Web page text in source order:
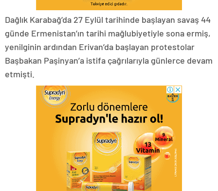
Dağlık Karabağ’da 27 Eylül tarihinde başlayan savaş 44
günde Ermenistan’ın tarihi mağlubiyetiyle sona ermiş,
yenilginin ardından Erivan’da başlayan protestolar
Başbakan Paşinyan’a istifa çağrılarıyla günlerce devam
etmişti.